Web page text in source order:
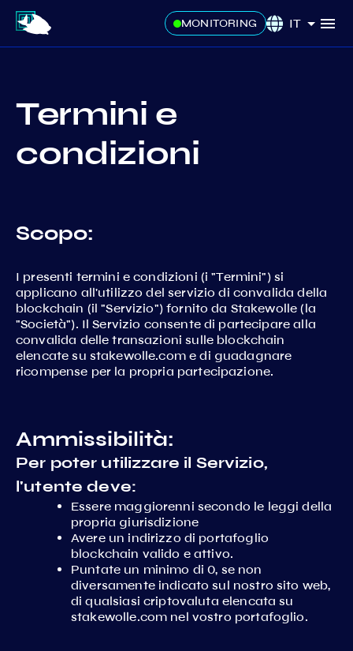
MONITORING IT
Termini e
condizioni
Scopo:
I presenti termini e condizioni (i "Termini") si
applicano all'utilizzo del servizio di convalida della
blockchain (il "Servizio") fornito da Stakewolle (la
"Società"). Il Servizio consente di partecipare alla
convalida delle transazioni sulle blockchain
elencate su stakewolle.com e di guadagnare
ricompense per la propria partecipazione.
Ammissibilità:
Per poter utilizzare il Servizio,
l'utente deve:
Essere maggiorenni secondo le leggi della
propria giurisdizione
Avere un indirizzo di portafoglio
blockchain valido e attivo.
Puntate un minimo di 0, se non
diversamente indicato sul nostro sito web,
di qualsiasi criptovaluta elencata su
stakewolle.com nel vostro portafoglio.